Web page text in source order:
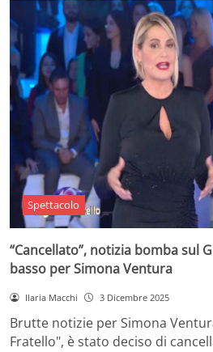
Spettacolo
“Cancellato”, notizia bomba sul
basso per Simona Ventura
Ilaria Macchi 3 Dicembre 2025
Brutte notizie per Simona
Fratello", è stato deciso di